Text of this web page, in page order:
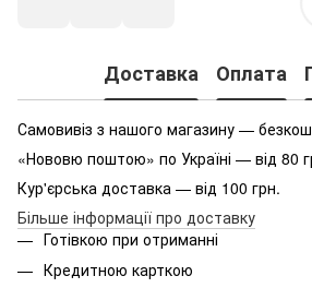
Доставка Оплата
Самовивіз з нашого магазину —
«Нововю поштою» по Україні — від 80
Кур'єрська доставка — від 100 грн.
Більше інформації про доставку
Готівкою при отриманні
Кредитною карткою